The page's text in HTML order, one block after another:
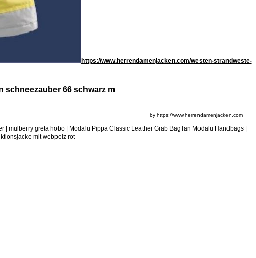
https://www.herrendamenjacken.com/westen-strandweste-
schneezauber 66 schwarz m
by https://www.herrendamenjacken.com
| mulberry greta hobo | Modalu Pippa Classic Leather Grab BagTan Modalu Handbags |
mit webpelz rot